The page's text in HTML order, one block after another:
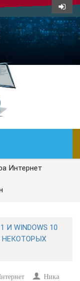
Интернет
WINDOWS 10
НЕКОТОРЫХ
Ника